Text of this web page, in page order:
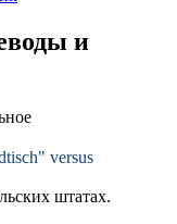
и
versus
штатах.